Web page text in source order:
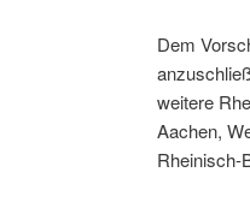
Dem
weitere
Aachen,
Rheinisch-